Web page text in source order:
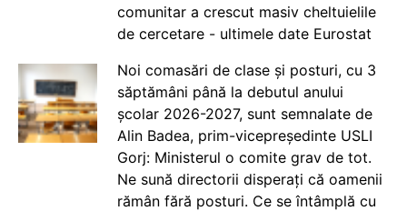
comunitar a crescut masiv cheltuielile
de cercetare - ultimele date Eurostat
Noi comasări de clase și posturi, cu 3
săptămâni până la debutul anului
școlar 2026-2027, sunt semnalate de
Alin Badea, prim-vicepreședinte USLI
Gorj: Ministerul o comite grav de tot.
Ne sună directorii disperați că oamenii
rămân fără posturi. Ce se întâmplă cu